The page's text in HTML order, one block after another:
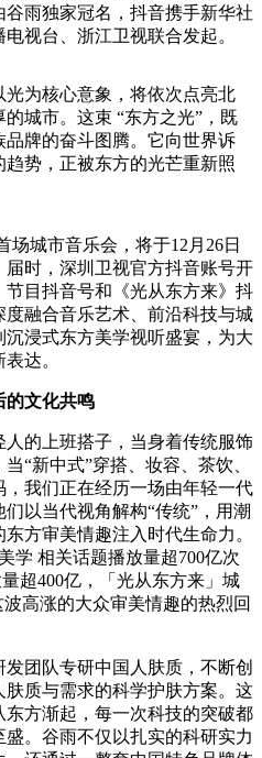
雨独家冠名，抖音携手新华社
视台、浙江卫视联合发起。
光为核心意象，将依次点亮北
城市。这束 “东方之光”，既
牌的奋斗图腾。它向世界诉
势，正被东方的光芒重新照
场城市音乐会，将于12月26日
时，深圳卫视官方抖音账号开
目抖音号和《光从东方来》抖
融合音乐艺术、前沿科技与城
浸式东方美学视听盛宴，为大
达。
的文化共鸣
的上班搭子，当身着传统服饰
“新中式”穿搭、妆容、茶饮、
我们正在经历一场由年轻一代
以当代视角解构“传统”，用潮
方审美情趣注入时代生命力。
学 相关话题播放量超700亿次
超400亿，「光从东方来」城
高涨的大众审美情趣的热烈回
团队专研中国人肤质，不断创
质与需求的科学护肤方案。这
方渐起，每一次科技的突破都
。谷雨不仅以扎实的科研实力